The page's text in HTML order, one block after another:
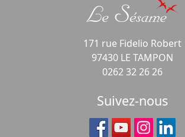
171 rue Fidelio Robert
97430 LE TAMPON
0262 32 26 26
Suivez-nous